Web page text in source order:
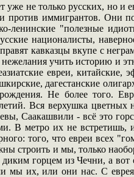
уже не только русских, но и
против иммигрантов. Они
ленинские "полезные
националисты,
кавказцы вкупе с
учить историю и
евреи,
дагестанские
Не более того.
Вся верхушка цветных
Саакашвили - всё это
В метро их не
того, что евреи всех
строить и мы, только
горцем из Чечни, а вот
мы их, или они нас. С